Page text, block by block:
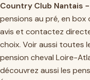
Country Club Nantais
pensions au pré, en box
avis et contactez
choix. Voir aussi toutes
pension cheval Loire-
découvrez aussi les